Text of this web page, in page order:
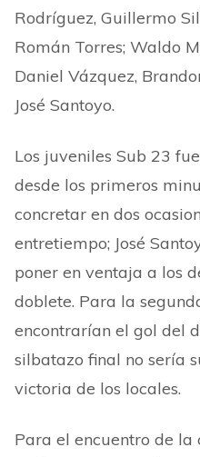
Rodríguez, Guillermo
Román Torres; Waldo
Daniel Vázquez,
José Santoyo.
Los juveniles Sub 23
desde los primeros
concretar en dos
entretiempo; José
poner en ventaja a los
doblete. Para la
encontrarían el gol del
silbatazo final no sería
victoria de los locales.
Para el encuentro de la